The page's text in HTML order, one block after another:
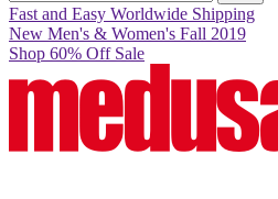
Fast and Easy Worldwide Shipping
New Men's & Women's Fall 2019
Shop 60% Off Sale